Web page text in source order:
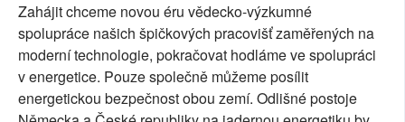
Zahájit chceme novou éru vědecko-výzkumné
spolupráce našich špičkových pracovišť zaměřených na
moderní technologie, pokračovat hodláme ve spolupráci
v energetice. Pouze společně můžeme posílit
energetickou bezpečnost obou zemí. Odlišné postoje